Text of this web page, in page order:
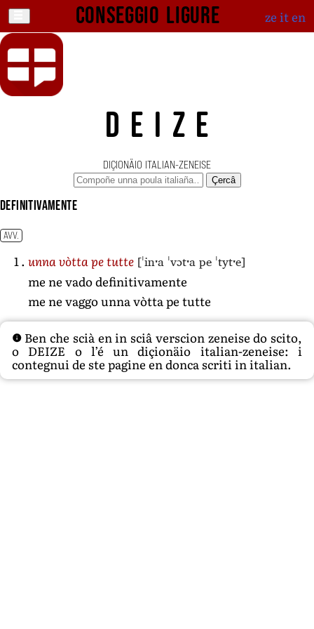
Conseggio ligure ze iten
DEIZE
DIÇIONÄIO ITALIAN-ZENEISE
Çercâ
definitivamente
AVV.
unna vòtta pe tutte [ˈinˑa ˈvɔtˑa pe ˈtytˑe]
me ne vado definitivamente
me ne vaggo unna vòtta pe tutte
Ben che scià en in sciâ verscion zeneise do scito,
o DEIZE o l’é un diçionäio italian-zeneise: i
contegnui de ste pagine en donca scriti in italian.